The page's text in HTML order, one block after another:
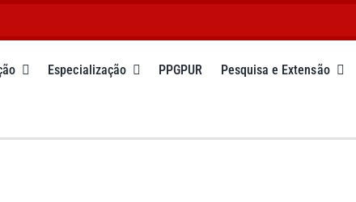
Especialização PPGPUR Pesquisa e Extensão